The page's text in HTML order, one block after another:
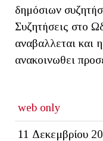
δημόσιων
Συζητήσεις στο
αναβαλλεται και
ανακοινωθει
web only
11 Δεκεμβρίου